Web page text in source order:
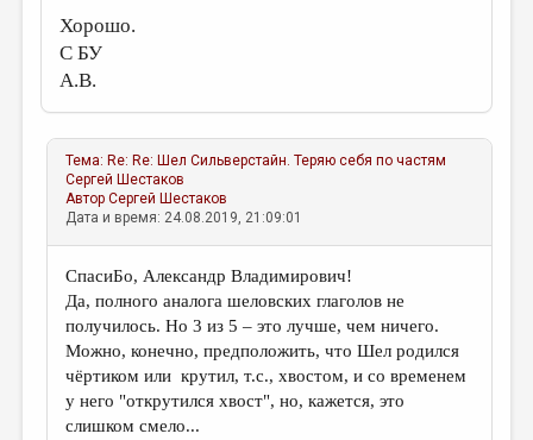
ТРЕДИАКОВСКИЙ
МЕДИА
ВКОНТАКТЕ
Хорошо.
С БУ
А.В.
Тема: Re: Re: Шел Сильверстайн. Теряю себя по частям
Сергей Шестаков
АвторСергей Шестаков
Дата и время: 24.08.2019, 21:09:01
СпасиБо, Александр Владимирович!
Да, полного аналога шеловских глаголов не
получилось. Но 3 из 5 – это лучше, чем ничего.
Можно, конечно, предположить, что Шел родился
чёртиком или крутил, т.с., хвостом, и со временем
у него "открутился хвост", но, кажется, это
слишком смело...